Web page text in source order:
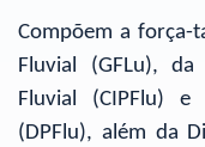
Compõem a força-
Fluvial (GFLu), da
Fluvial (CIPFlu) e
(DPFlu), além da